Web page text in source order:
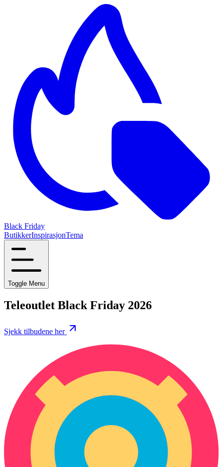
Black Friday
ButikkerInspirasjonTema
Toggle Menu
Teleoutlet Black Friday 2026
Sjekk tilbudene her